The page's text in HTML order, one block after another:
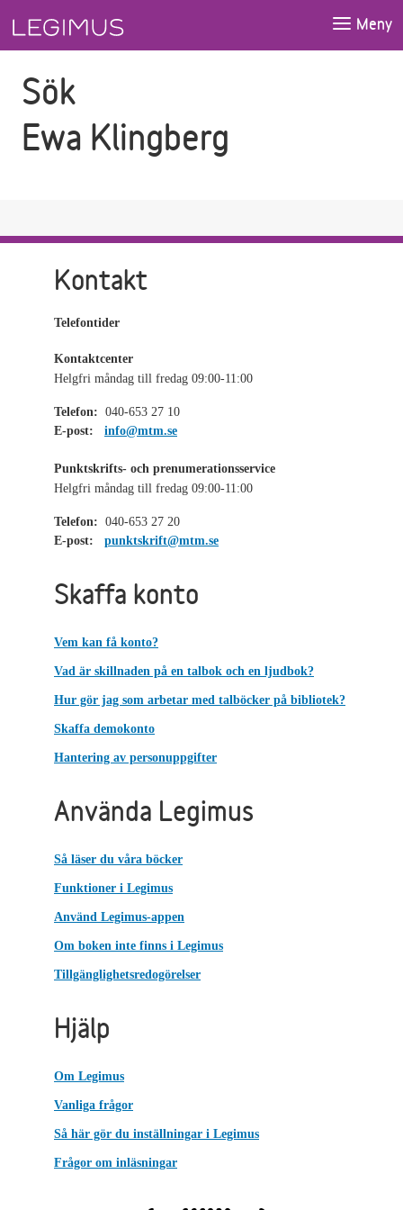
Meny
Sök
Ewa Klingberg
Kontakt
Telefontider
Kontaktcenter
Helgfri måndag till fredag 09:00-11:00
Telefon: 040-653 27 10
E-post:
info@mtm.se
Punktskrifts- och prenumerationsservice
Helgfri måndag till fredag 09:00-11:00
Telefon: 040-653 27 20
E-post:
punktskrift@mtm.se
Skaffa konto
Vem kan få konto?
Vad är skillnaden på en talbok och en ljudbok?
Hur gör jag som arbetar med talböcker på bibliotek?
Skaffa demokonto
Hantering av personuppgifter
Använda Legimus
Så läser du våra böcker
Funktioner i Legimus
Använd Legimus-appen
Om boken inte finns i Legimus
Tillgänglighetsredogörelser
Hjälp
Om Legimus
Vanliga frågor
Så här gör du inställningar i Legimus
Frågor om inläsningar